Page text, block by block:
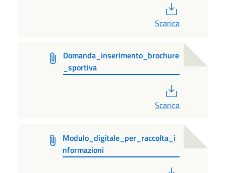
Scarica
Domanda_inserimento_brochure
_sportiva
Scarica
Modulo_digitale_per_raccolta_i
nformazioni